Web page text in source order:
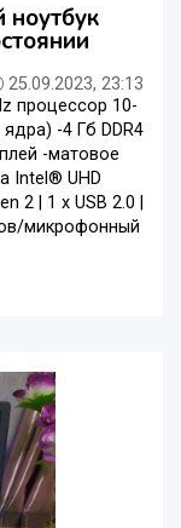
25.09.2023, 23:13
процессор 10-
-4 Гб DDR4
-матовое
Intel® UHD
2 | 1 x USB 2.0 |
микрофонный